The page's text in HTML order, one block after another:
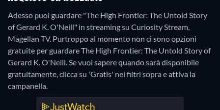
Adesso puoi guardare "The High Frontier: The Untold Story
of Gerard K. O'Neill" in streaming su Curiosity Stream,
Magellan TV. Purtroppo al momento non ci sono opzioni
gratuite per guardare The High Frontier: The Untold Story of
Gerard K. O'Neill. Se vuoi sapere quando sarà disponibile
gratuitamente, clicca su 'Gratis' nei filtri sopra e attiva la
campanella.